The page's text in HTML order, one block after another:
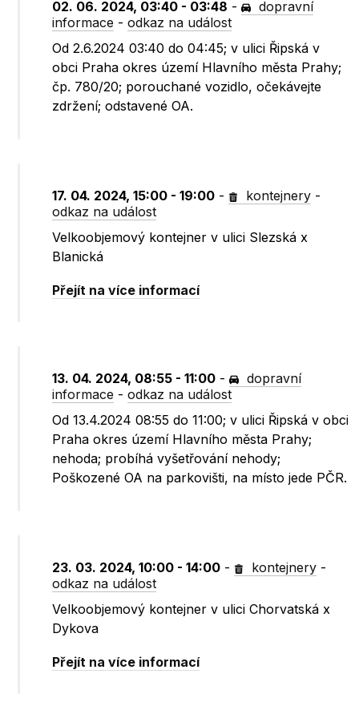
02. 06. 2024, 03:40 - 03:48 -
dopravní
informace -odkaz na událost
Od 2.6.2024 03:40 do 04:45; v ulici Řipská v
obci Praha okres území Hlavního města Prahy;
čp. 780/20; porouchané vozidlo, očekávejte
zdržení; odstavené OA.
17. 04. 2024, 15:00 - 19:00 - kontejnery -
odkaz na událost
Velkoobjemový kontejner v ulici Slezská x
Blanická
Přejít na více informací
13. 04. 2024, 08:55 - 11:00 -
dopravní
informace -odkaz na událost
Od 13.4.2024 08:55 do 11:00; v ulici Řipská v obci
Praha okres území Hlavního města Prahy;
nehoda; probíhá vyšetřování nehody;
Poškozené OA na parkovišti, na místo jede PČR.
23. 03. 2024, 10:00 - 14:00 - kontejnery -
odkaz na událost
Velkoobjemový kontejner v ulici Chorvatská x
Dykova
Přejít na více informací